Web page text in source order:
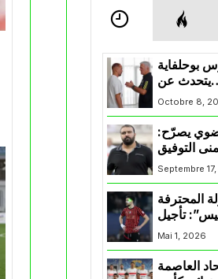
بوحلفاية
يتحدث عن
مع
و شباب
قسنطينة
Octobre 8,
يصرّح:
التوفيق
الكرة
في
Septembre
المحترفة
تأجيل
مباراة إتحاد
وأتلتيك
بارادو
Mai 1, 2026
العاصمة